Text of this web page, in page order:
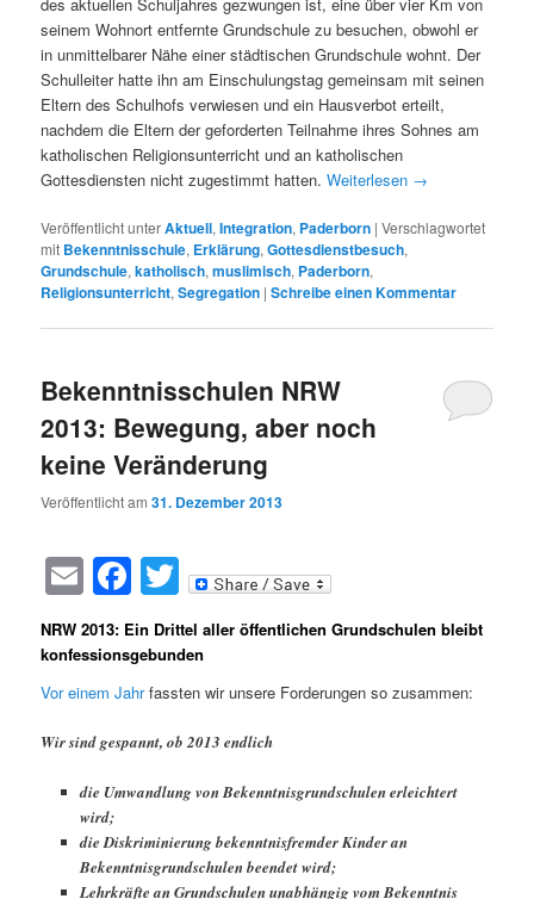
seinem Wohnort entfernte Grundschule zu besuchen, obwohl er
in unmittelbarer Nähe einer städtischen Grundschule wohnt. Der
Schulleiter hatte ihn am Einschulungstag gemeinsam mit seinen
Eltern des Schulhofs verwiesen und ein Hausverbot erteilt,
nachdem die Eltern der geforderten Teilnahme ihres Sohnes am
katholischen Religionsunterricht und an katholischen
Gottesdiensten nicht zugestimmt hatten.Weiterlesen →
Veröffentlicht unterAktuell,Integration, Paderborn |Verschlagwortet
mit Bekenntnisschule, Erklärung,Gottesdienstbesuch,
Grundschule,katholisch,muslimisch, Paderborn,
Religionsunterricht,Segregation |Schreibe einen Kommentar
Bekenntnisschulen NRW
2013: Bewegung, aber noch
keine Veränderung
Veröffentlicht am31. Dezember 2013
EmailFacebook
Twitter
NRW 2013: Ein Drittel aller öffentlichen Grundschulen bleibt
konfessionsgebunden
Vor einem Jahrfassten wir unsere Forderungen so zusammen:
Wir sind gespannt, ob 2013 endlich
die Umwandlung von Bekenntnisgrundschulen erleichtert
wird;
die Diskriminierung bekenntnisfremder Kinder an
Bekenntnisgrundschulen beendet wird;
Lehrkräfte an Grundschulen unabhängig vom Bekenntnis